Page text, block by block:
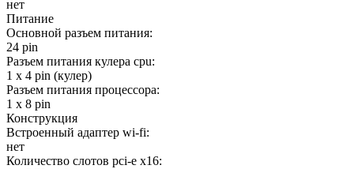
нет
Питание
Основной разъем питания:
24 pin
Разъем питания кулера cpu:
1 x 4 pin (кулер)
Разъем питания процессора:
1 x 8 pin
Конструкция
Встроенный адаптер wi-fi:
нет
Количество слотов pci-e x16: